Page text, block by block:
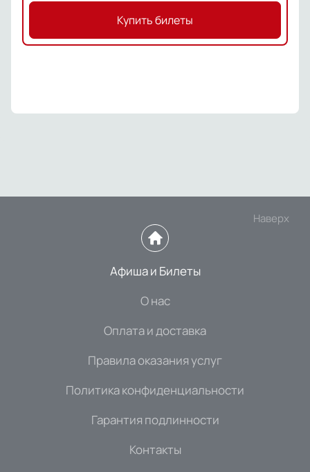
Купить билеты
Наверх
Афиша и Билеты
О нас
Оплата и доставка
Правила оказания услуг
Политика конфиденциальности
Гарантия подлинности
Контакты